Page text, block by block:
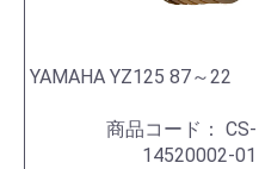
YAMAHA YZ125 87～22
商品コード： CS-
14520002-01